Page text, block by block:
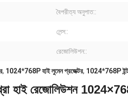
বৈপরীত্য অনুপাত::
লেন্স::
রেজোলিউশন::
, 1024*768P হাই লুমেন প্রজেক্টর, 1024*768P
হাই রেজোলিউশন